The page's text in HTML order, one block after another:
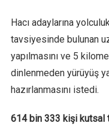
Hacı adaylarına
tavsiyesinde bulunan
yapılmasını ve 5
dinlenmeden yürüyüş
hazırlanmasını istedi.
614 bin 333 kişi kutsal